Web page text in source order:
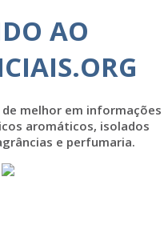
AO
melhor em informações
aromáticos, isolados
e perfumaria.